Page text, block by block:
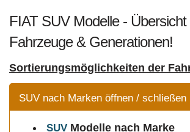
FIAT SUV Modelle - Übersicht
Fahrzeuge & Generationen!
Sortierungsmöglichkeiten der
SUV nach Marken öffnen / schließen
SUV Modelle nach Marke